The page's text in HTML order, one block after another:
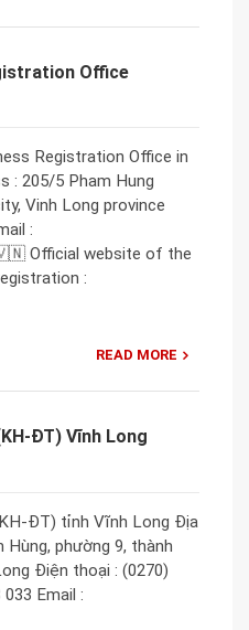
Office
Registration Office in
: 205/5 Pham Hung
Vinh Long province
:
Official website of the
:
READ MORE
ĐT) Vĩnh Long
ĐT) tỉnh Vĩnh Long Địa
phường 9, thành
Điện thoại : (0270)
Email :